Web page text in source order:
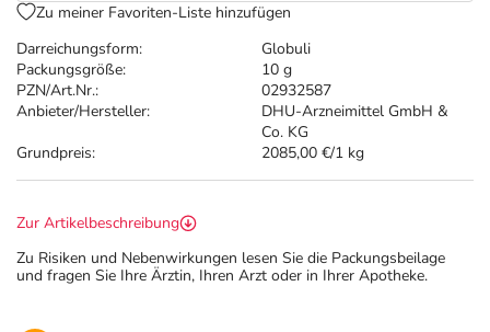
Marken
Darreichungsform:
Globuli
Packungsgröße:
10 g
PZN/Art.Nr.:
02932587
Anbieter/Hersteller:
DHU-Arzneimittel GmbH &
Co. KG
Grundpreis:
2085,00 €/1 kg
Zu meiner Favoriten-Liste hinzufügen
Zur Artikelbeschreibung
Zu Risiken und Nebenwirkungen lesen Sie die Packungsbeilage
und fragen Sie Ihre Ärztin, Ihren Arzt oder in Ihrer Apotheke.